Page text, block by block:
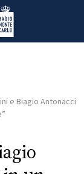
Radio Monte Carlo
e Biagio Antonacci